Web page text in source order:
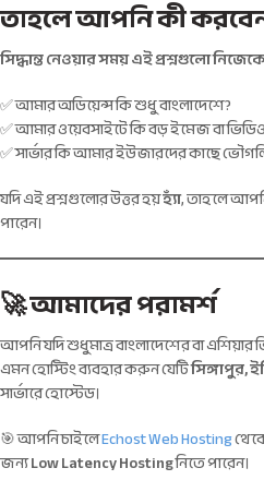
তাহলে আপনি কী
সিদ্ধান্ত নেওয়ার সময় এই প্রশ্নগুলো
✅ আমার অডিয়েন্স কি শুধু বাংলাদেশে?
✅ আমার ওয়েবসাইটে কি বড় ইমেজ বা
✅ সার্ভার কি আমার ইউজারদের কাছে
যদি এই প্রশ্নগুলোর উত্তর হয়হ্যাঁ, তাহলে
পারেন।
🚀 আমাদের পরামর্শ
আপনি যদি শুধুমাত্র বাংলাদেশের বা
এমন হোস্টিং ব্যবহার করুন যেটিসিঙ্গাপুর,
সার্ভারে হোস্টেড।
🎯 আপনি চাইলেEchost Web Hosting
জন্যLow Latency Hostingনিতে পারেন।